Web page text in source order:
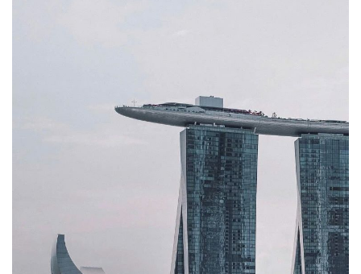
4. Nên Đi Singapore Hay
Malaysia Để Thỏa Mãn